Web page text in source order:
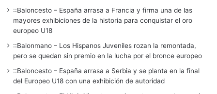
::Baloncesto – España arrasa a Francia y firma una de las
mayores exhibiciones de la historia para conquistar el oro
europeo U18
::Balonmano – Los Hispanos Juveniles rozan la remontada,
pero se quedan sin premio en la lucha por el bronce europeo
::Baloncesto – España arrasa a Serbia y se planta en la final
del Europeo U18 con una exhibición de autoridad